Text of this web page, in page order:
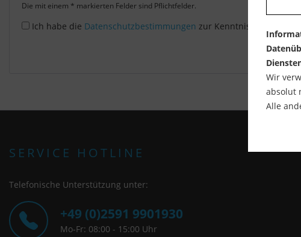
Die mit einem * markierten Felder sind Pflichtfelder.
Ich habe die Datenschutzbestimmungen zur Kenntnis genommen.
SERVICE HOTLINE
Telefonische Unterstützung unter:
+49 (0)2591 9901930
Mo-Fr: 08:00 - 15:00 Uhr
Wir
absolut
Alle